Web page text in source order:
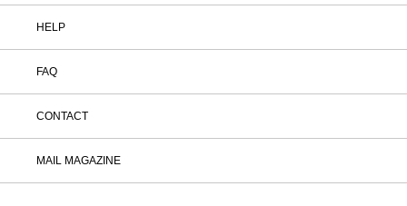
HELP
FAQ
CONTACT
MAIL MAGAZINE